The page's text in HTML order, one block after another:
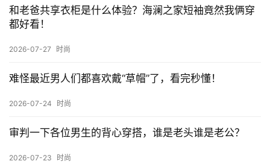
和老爸共享衣柜是什么体验？海澜之家短袖竟然我俩穿
都好看！
2026-07-27 时尚
难怪最近男人们都喜欢戴“草帽”了，看完秒懂！
2026-07-24 时尚
审判一下各位男生的背心穿搭，谁是老头谁是老公？
2026-07-23 时尚